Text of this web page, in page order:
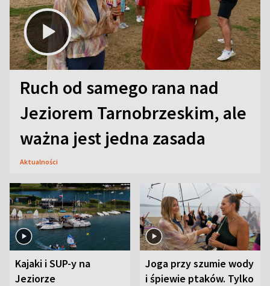
Ruch od samego rana nad
Jeziorem Tarnobrzeskim, ale
ważna jest jedna zasada
Aktualności
Kajaki i SUP-y na
Jeziorze
Joga przy szumie wody
i śpiewie ptaków. Tylko